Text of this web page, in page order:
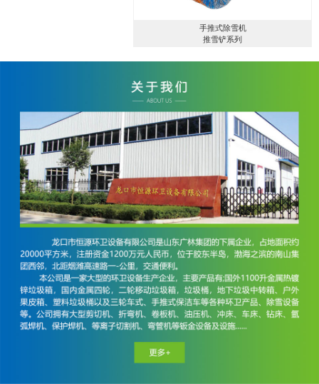
手推式除雪机
推雪铲系列